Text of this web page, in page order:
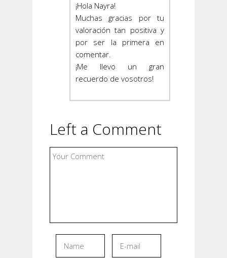
¡Hola Nayra!
Muchas gracias por tu
valoración tan positiva y
por ser la primera en
comentar.
¡Me llevo un gran
recuerdo de vosotros!
Left a Comment